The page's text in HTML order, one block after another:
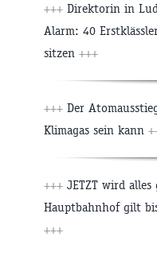
+++ Direktorin in
Alarm: 40
sitzen +++
+++ Der
Klimagas sein kann
+++ JETZT wird
Hauptbahnhof gilt
+++